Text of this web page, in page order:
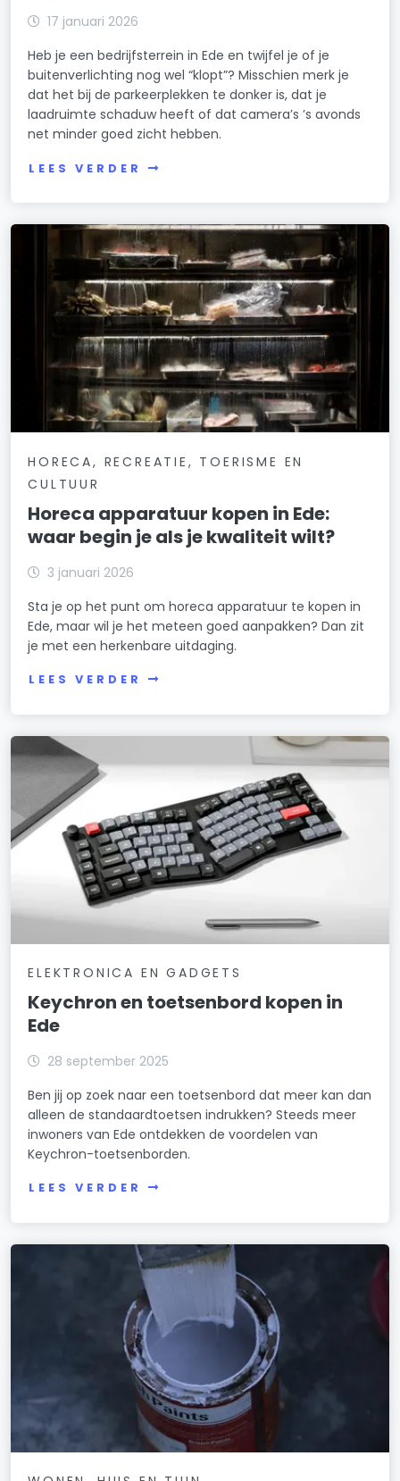
17 januari 2026
Heb je een bedrijfsterrein in Ede en twijfel je of je
buitenverlichting nog wel “klopt”? Misschien merk je
dat het bij de parkeerplekken te donker is, dat je
laadruimte schaduw heeft of dat camera’s ’s avonds
net minder goed zicht hebben.
LEES VERDER
HORECA, RECREATIE, TOERISME EN
CULTUUR
Horeca apparatuur kopen in Ede:
waar begin je als je kwaliteit wilt?
3 januari 2026
Sta je op het punt om horeca apparatuur te kopen in
Ede, maar wil je het meteen goed aanpakken? Dan zit
je met een herkenbare uitdaging.
LEES VERDER
ELEKTRONICA EN GADGETS
Keychron en toetsenbord kopen in
Ede
28 september 2025
Ben jij op zoek naar een toetsenbord dat meer kan dan
alleen de standaardtoetsen indrukken? Steeds meer
inwoners van Ede ontdekken de voordelen van
Keychron-toetsenborden.
LEES VERDER